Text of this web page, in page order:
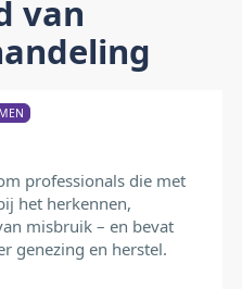
van
professionals die met
het herkennen,
misbruik – en bevat
genezing en herstel.